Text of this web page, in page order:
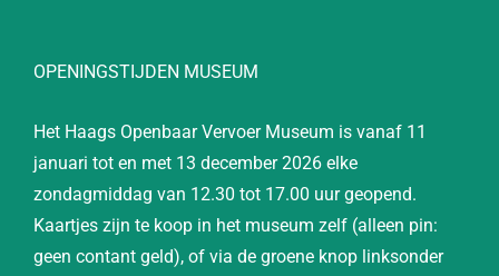
OPENINGSTIJDEN MUSEUM
Het Haags Openbaar Vervoer Museum is vanaf 11
januari tot en met 13 december 2026 elke
zondagmiddag van 12.30 tot 17.00 uur geopend.
Kaartjes zijn te koop in het museum zelf (alleen pin:
geen contant geld), of via de groene knop linksonder